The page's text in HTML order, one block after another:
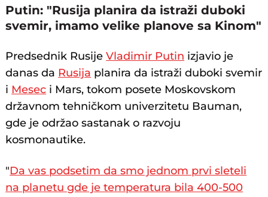
Putin: "Rusija planira da istraži duboki
svemir, imamo velike planove sa Kinom"
Predsednik RusijeVladimir Putin izjavio je
danas da Rusija planira da istraži duboki svemir
i Mesec i Mars, tokom posete Moskovskom
državnom tehničkom univerzitetu Bauman,
gde je održao sastanak o razvoju
kosmonautike.
"Da vas podsetim da smo jednom prvi sleteli
na planetu gde je temperatura bila 400-500